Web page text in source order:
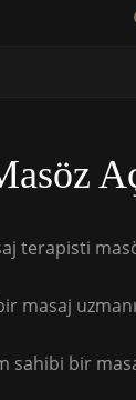
terapisti
masaj
sahibi bir